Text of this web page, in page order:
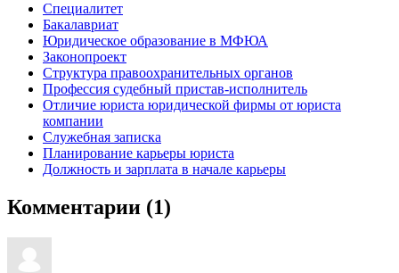
Специалитет
Бакалавриат
Юридическое образование в МФЮА
Законопроект
Структура правоохранительных органов
Профессия судебный пристав-исполнитель
Отличие юриста юридической фирмы от юриста
компании
Служебная записка
Планирование карьеры юриста
Должность и зарплата в начале карьеры
Комментарии (1)